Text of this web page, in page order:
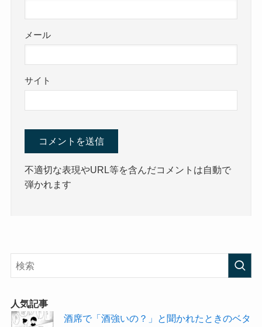
メール
サイト
不適切な表現やURL等を含んだコメントは自動で
弾かれます
人気記事
酒席で「酒強いの？」と聞かれたときのベタ